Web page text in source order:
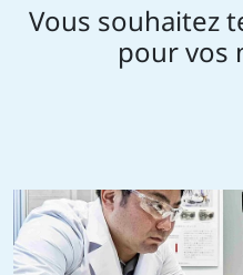
Vous souhaitez
pour vos